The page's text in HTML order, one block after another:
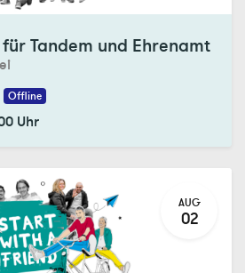
Tandem und Ehrenamt
Offline
Uhr
AUG
02